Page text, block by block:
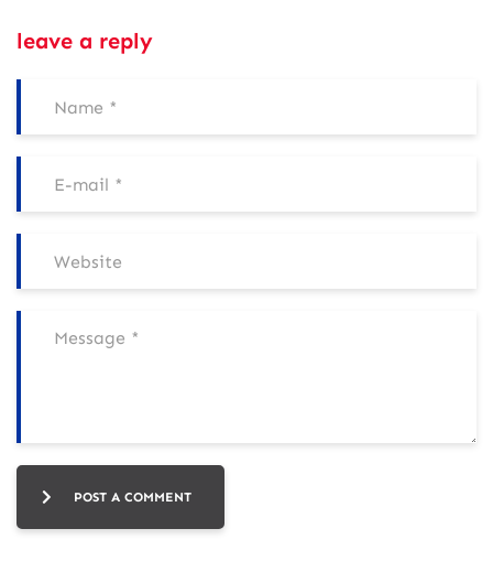
leave a reply
POST A COMMENT